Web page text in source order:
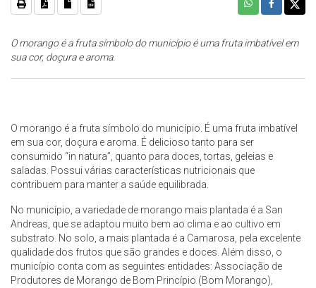
O morango é a fruta símbolo do município é uma fruta imbatível em
sua cor, doçura e aroma.
O morango é a fruta símbolo do município. É uma fruta imbatível
em sua cor, doçura e aroma. É delicioso tanto para ser
consumido “in natura”, quanto para doces, tortas, geleias e
saladas. Possui várias características nutricionais que
contribuem para manter a saúde equilibrada.
No município, a variedade de morango mais plantada é a San
Andreas, que se adaptou muito bem ao clima e ao cultivo em
substrato. No solo, a mais plantada é a Camarosa, pela excelente
qualidade dos frutos que são grandes e doces. Além disso, o
município conta com as seguintes entidades: Associação de
Produtores de Morango de Bom Princípio (Bom Morango),